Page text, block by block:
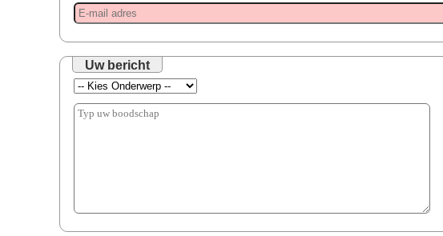
Uw bericht